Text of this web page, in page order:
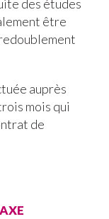
des études
être
auprès
mois qui
de